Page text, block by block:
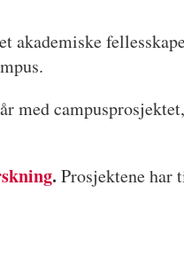
med
.Prosjektene har